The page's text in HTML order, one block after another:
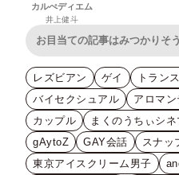
カルぺディエム
井上健斗
レズビアン ゲイ
トラン
バイセクシュアル
アロマン
カップル
まくのうちぃシネ
gAytoZ
GAY会話 スナッ
東京アイスクリーム男子